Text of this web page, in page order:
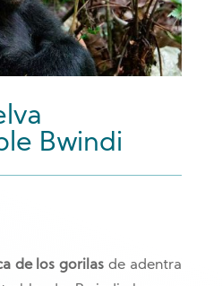
Bwindi
de los gorilas de adentra